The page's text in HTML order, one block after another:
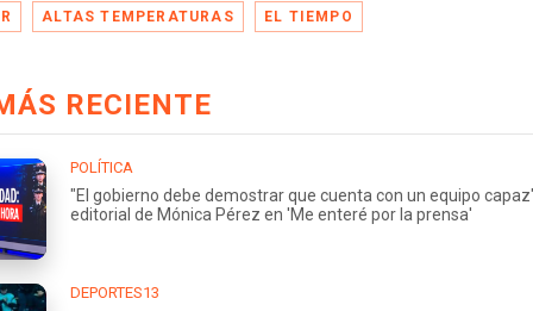
ALTAS TEMPERATURAS EL TIEMPO
RECIENTE
POLÍTICA
"El gobierno debe demostrar que cuenta con un equipo
editorial de Mónica Pérez en 'Me enteré por la prensa'
DEPORTES13